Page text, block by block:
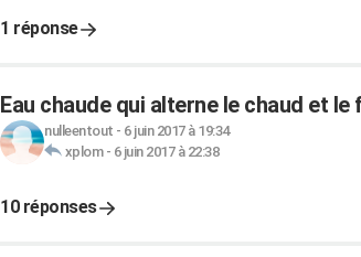
1 réponse
Eau chaude qui alterne le chaud et
nulleentout - 6 juin 2017 à 19:34
xplom- 6 juin 2017 à 22:38
10 réponses